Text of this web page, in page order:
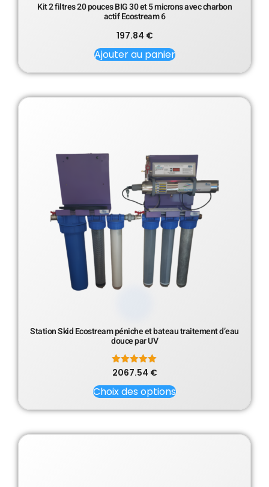
Kit 2 filtres 20 pouces BIG 30 et 5 microns avec charbon
actif Ecostream 6
197.84 €
Ajouter au panier
Station Skid Ecostream péniche et bateau traitement d’eau
douce par UV
Note
sur 5
2067.54 €
Choix des options